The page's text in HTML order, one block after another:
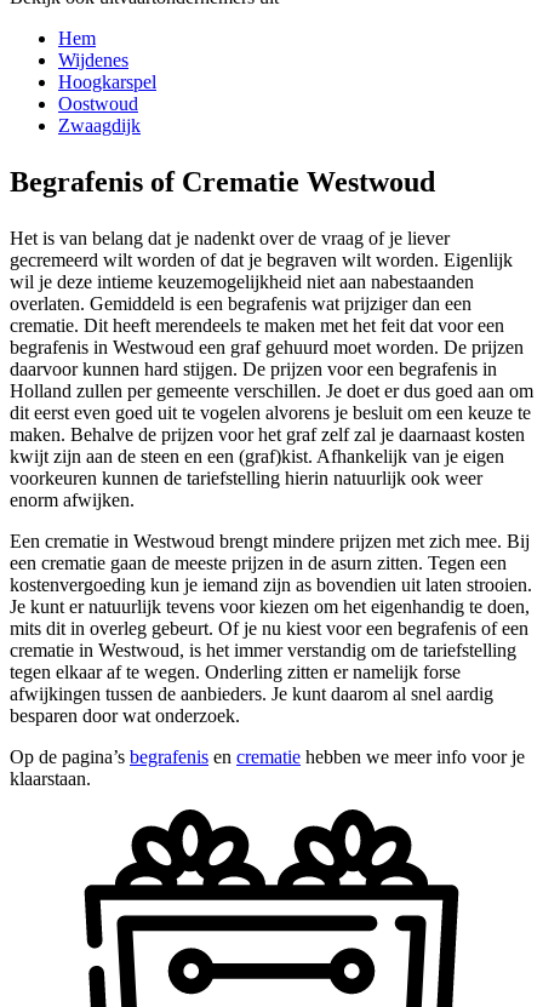
Hem
Wijdenes
Hoogkarspel
Oostwoud
Zwaagdijk
Begrafenis of Crematie Westwoud
Het is van belang dat je nadenkt over de vraag of je liever
gecremeerd wilt worden of dat je begraven wilt worden. Eigenlijk
wil je deze intieme keuzemogelijkheid niet aan nabestaanden
overlaten. Gemiddeld is een begrafenis wat prijziger dan een
crematie. Dit heeft merendeels te maken met het feit dat voor een
begrafenis in Westwoud een graf gehuurd moet worden. De prijzen
daarvoor kunnen hard stijgen. De prijzen voor een begrafenis in
Holland zullen per gemeente verschillen. Je doet er dus goed aan om
dit eerst even goed uit te vogelen alvorens je besluit om een keuze te
maken. Behalve de prijzen voor het graf zelf zal je daarnaast kosten
kwijt zijn aan de steen en een (graf)kist. Afhankelijk van je eigen
voorkeuren kunnen de tariefstelling hierin natuurlijk ook weer
enorm afwijken.
Een crematie in Westwoud brengt mindere prijzen met zich mee. Bij
een crematie gaan de meeste prijzen in de asurn zitten. Tegen een
kostenvergoeding kun je iemand zijn as bovendien uit laten strooien.
Je kunt er natuurlijk tevens voor kiezen om het eigenhandig te doen,
mits dit in overleg gebeurt. Of je nu kiest voor een begrafenis of een
crematie in Westwoud, is het immer verstandig om de tariefstelling
tegen elkaar af te wegen. Onderling zitten er namelijk forse
afwijkingen tussen de aanbieders. Je kunt daarom al snel aardig
besparen door wat onderzoek.
Op de pagina’s begrafenis en crematie hebben we meer info voor je
klaarstaan.